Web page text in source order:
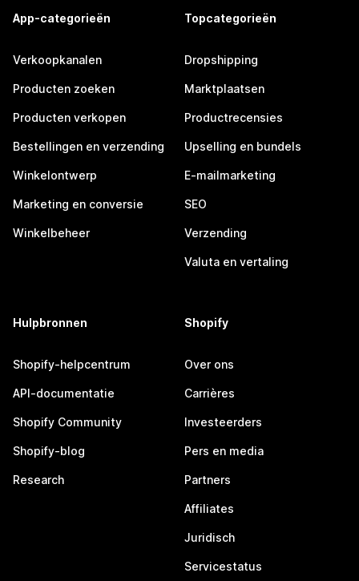
App-categorieën
Verkoopkanalen
Producten zoeken
Producten verkopen
Bestellingen en verzending
Winkelontwerp
Marketing en conversie
Winkelbeheer
Topcategorieën
Dropshipping
Marktplaatsen
Productrecensies
Upselling en bundels
E-mailmarketing
SEO
Verzending
Valuta en vertaling
Hulpbronnen
Shopify-helpcentrum
API-documentatie
Shopify Community
Shopify-blog
Research
Shopify
Over ons
Carrières
Investeerders
Pers en media
Partners
Affiliates
Juridisch
Servicestatus